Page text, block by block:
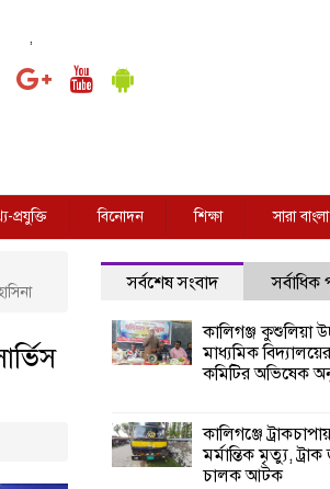
,
প্রযুক্তি বিনোদন শিক্ষা সারা বাংলা
সর্বশেষ সংবাদ সর্বাধিক
কালিগঞ্জ কুশুলিয়া
মাধ্যমিক বিদ্যালয়ের
কমিটির অভিষেক
কালিগঞ্জে
মর্মান্তিক মৃত্যু,
চালক আটক